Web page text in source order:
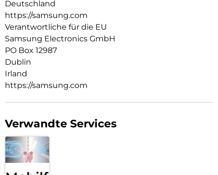
Deutschland
https://samsung.com
Verantwortliche für die EU
Samsung Electronics GmbH
PO Box 12987
Dublin
Irland
https://samsung.com
Verwandte Services